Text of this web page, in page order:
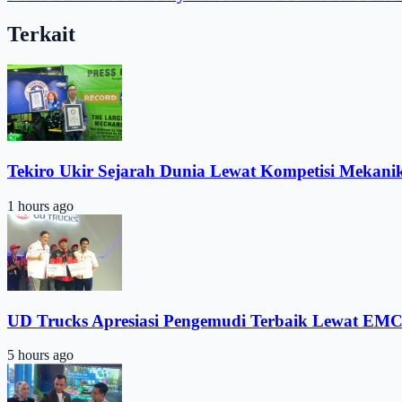
Terkait
Tekiro Ukir Sejarah Dunia Lewat Kompetisi
1 hours ago
UD Trucks Apresiasi Pengemudi Terbaik Lewat
5 hours ago